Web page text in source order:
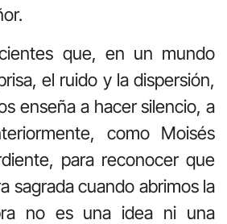
que, en un mundo
el ruido y la dispersión,
enseña a hacer silencio, a
como Moisés
para reconocer que
sagrada cuando abrimos la
no es una idea ni una